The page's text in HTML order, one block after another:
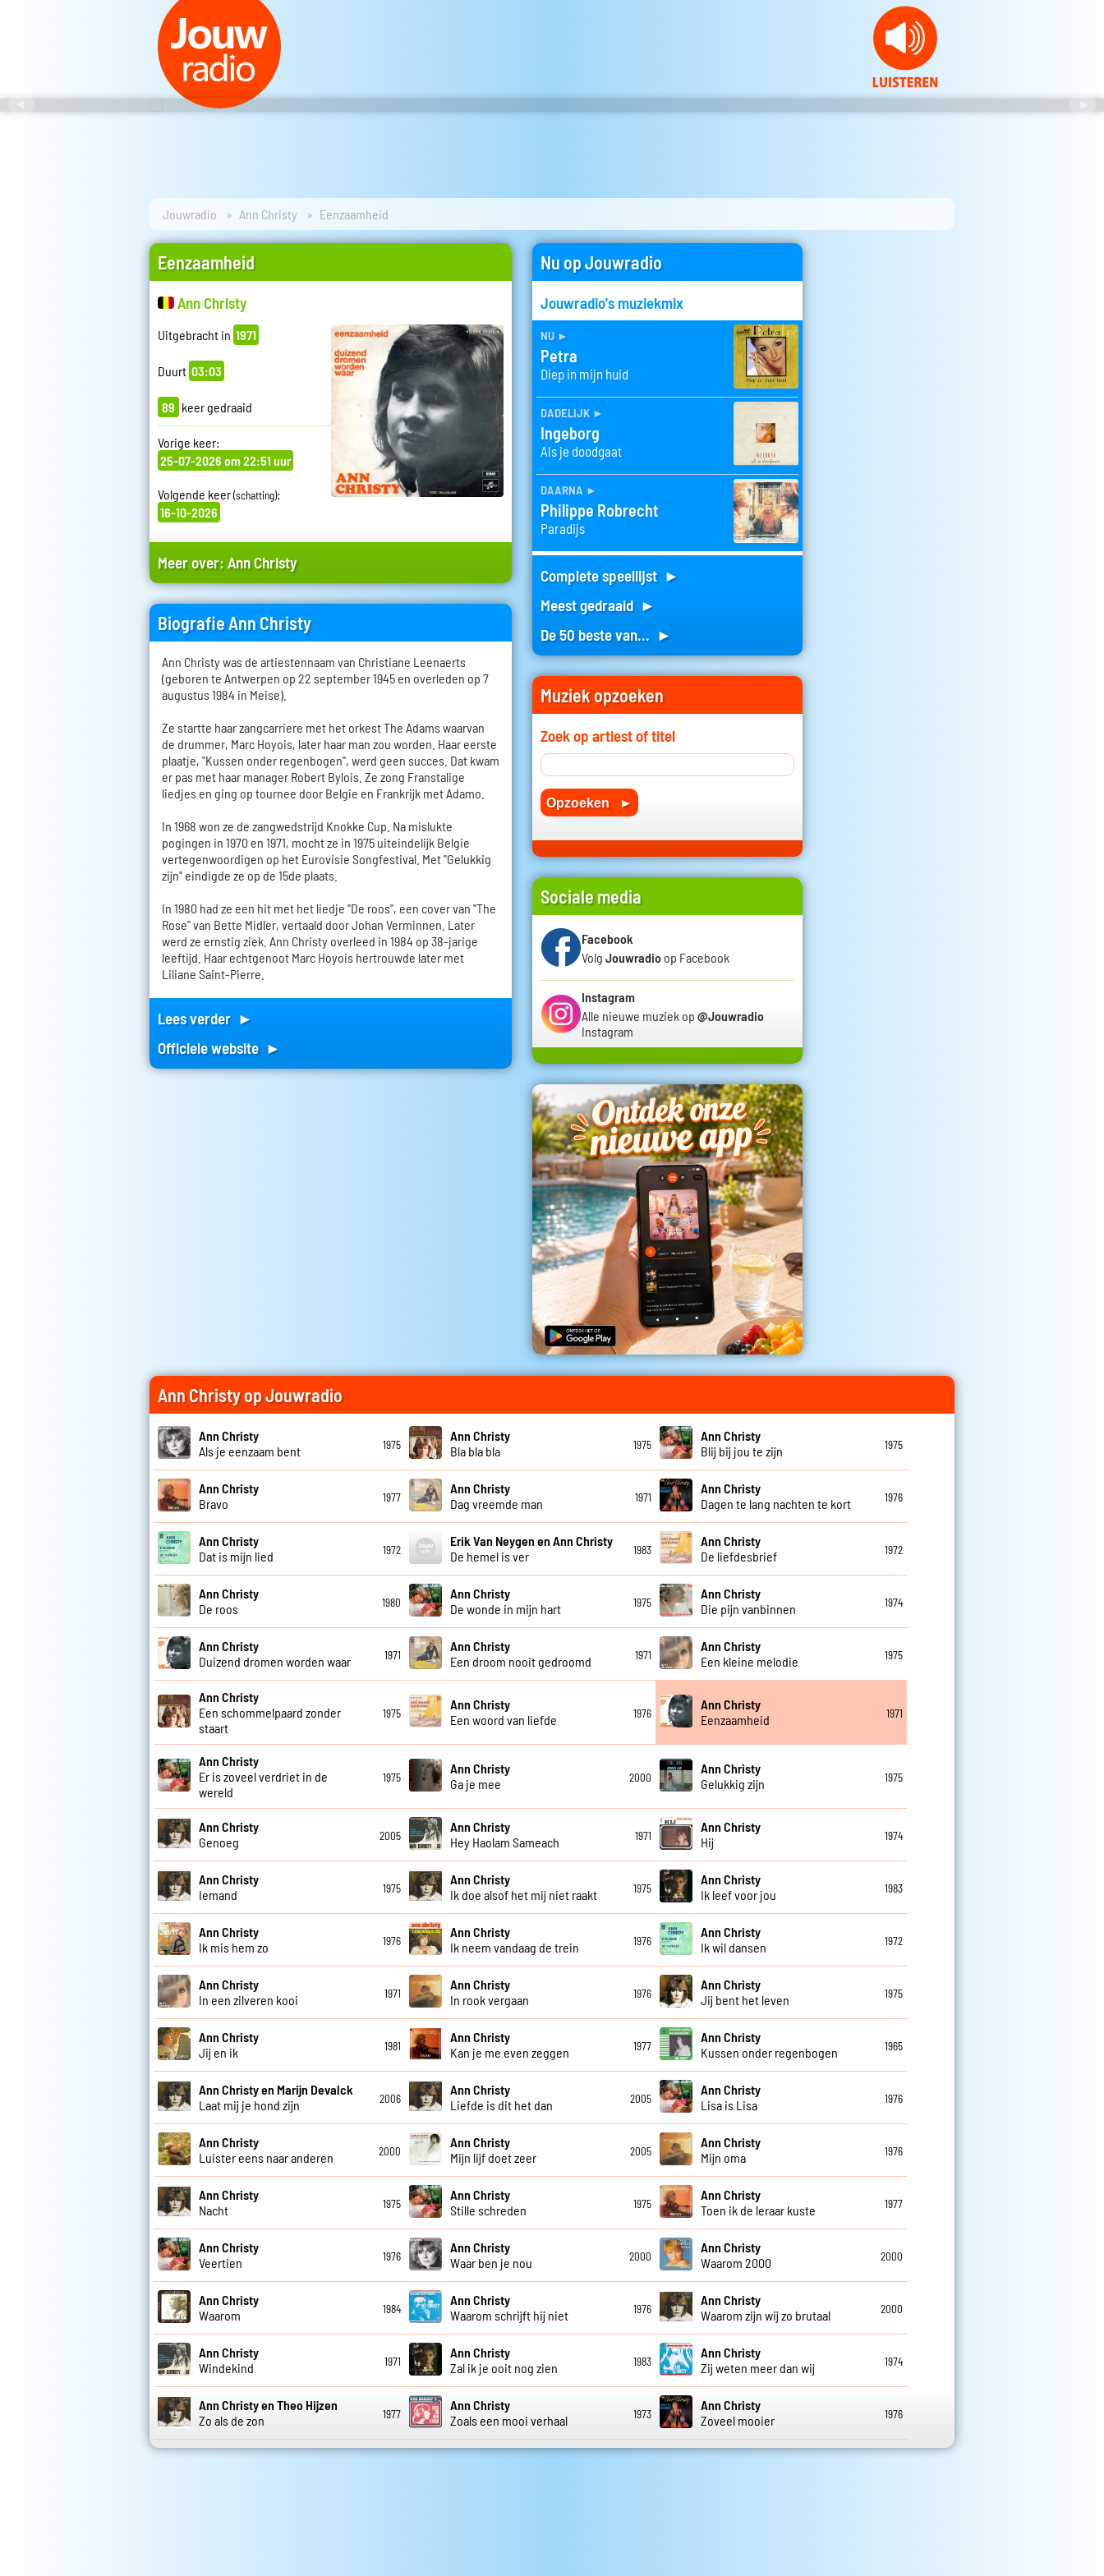
Jouwradio Ann Christy Eenzaamheid
Eenzaamheid
Ann Christy
Uitgebracht in 1971
Duurt 03:03
89 keer gedraaid
Vorige keer:
25-07-2026 om 22:51 uur
Volgende keer(schatting):
16-10-2026
Meer over:Ann Christy
Biografie Ann Christy
Ann Christy was de artiestennaam van Christiane Leenaerts
(geboren te Antwerpen op 22 september 1945 en overleden op 7
augustus 1984 in Meise).
Ze startte haar zangcarriere met het orkest The Adams waarvan
de drummer, Marc Hoyois, later haar man zou worden. Haar eerste
plaatje, "Kussen onder regenbogen", werd geen succes. Dat kwam
er pas met haar manager Robert Bylois. Ze zong Franstalige
liedjes en ging op tournee door Belgie en Frankrijk met Adamo.
In 1968 won ze de zangwedstrijd Knokke Cup. Na mislukte
pogingen in 1970 en 1971, mocht ze in 1975 uiteindelijk Belgie
vertegenwoordigen op het Eurovisie Songfestival. Met "Gelukkig
zijn" eindigde ze op de 15de plaats.
In 1980 had ze een hit met het liedje "De roos", een cover van "The
Rose" van Bette Midler, vertaald door Johan Verminnen. Later
werd ze ernstig ziek. Ann Christy overleed in 1984 op 38-jarige
leeftijd. Haar echtgenoot Marc Hoyois hertrouwde later met
Liliane Saint-Pierre.
Lees verder ►
Officiele website ►
Nu op Jouwradio
Jouwradio's muziekmix
nu ►
Petra
Diep in mijn huid
dadelijk ►
Ingeborg
Als je doodgaat
daarna ►
Philippe Robrecht
Paradijs
Complete speellijst ►
Meest gedraaid ►
De 50 beste van... ►
Muziek opzoeken
Zoek op artiest of titel
Sociale media
Facebook
Volg Jouwradio op Facebook
Instagram
Alle nieuwe muziek op @Jouwradio
Instagram
Ann Christy op Jouwradio
Ann Christy
Als je eenzaam bent
1975
Ann Christy
Bla bla bla
1975
Ann Christy
Blij bij jou te zijn
1975
Ann Christy
Bravo
1977
Ann Christy
Dag vreemde man
1971
Ann Christy
Dagen te lang nachten te kort
1976
Ann Christy
Dat is mijn lied
1972
Erik Van Neygen en Ann Christy
De hemel is ver
1983
Ann Christy
De liefdesbrief
1972
Ann Christy
De roos
1980
Ann Christy
De wonde in mijn hart
1975
Ann Christy
Die pijn vanbinnen
1974
Ann Christy
Duizend dromen worden waar
1971
Ann Christy
Een droom nooit gedroomd
1971
Ann Christy
Een kleine melodie
1975
Ann Christy
Een schommelpaard zonder
staart
1975
Ann Christy
Een woord van liefde
1976
Ann Christy
Eenzaamheid
1971
Ann Christy
Er is zoveel verdriet in de
wereld
1975
Ann Christy
Ga je mee
2000
Ann Christy
Gelukkig zijn
1975
Ann Christy
Genoeg
2005
Ann Christy
Hey Haolam Sameach
1971
Ann Christy
Hij
1974
Ann Christy
Iemand
1975
Ann Christy
Ik doe alsof het mij niet raakt
1975
Ann Christy
Ik leef voor jou
1983
Ann Christy
Ik mis hem zo
1976
Ann Christy
Ik neem vandaag de trein
1976
Ann Christy
Ik wil dansen
1972
Ann Christy
In een zilveren kooi
1971
Ann Christy
In rook vergaan
1976
Ann Christy
Jij bent het leven
1975
Ann Christy
Jij en ik
1981
Ann Christy
Kan je me even zeggen
1977
Ann Christy
Kussen onder regenbogen
1965
Ann Christy en Marijn Devalck
Laat mij je hond zijn
2006
Ann Christy
Liefde is dit het dan
2005
Ann Christy
Lisa is Lisa
1976
Ann Christy
Luister eens naar anderen
2000
Ann Christy
Mijn lijf doet zeer
2005
Ann Christy
Mijn oma
1976
Ann Christy
Nacht
1975
Ann Christy
Stille schreden
1975
Ann Christy
Toen ik de leraar kuste
1977
Ann Christy
Veertien
1976
Ann Christy
Waar ben je nou
2000
Ann Christy
Waarom 2000
2000
Ann Christy
Waarom
1984
Ann Christy
Waarom schrijft hij niet
1976
Ann Christy
Waarom zijn wij zo brutaal
2000
Ann Christy
Windekind
1971
Ann Christy
Zal ik je ooit nog zien
1983
Ann Christy
Zij weten meer dan wij
1974
Ann Christy en Theo Hijzen
Zo als de zon
1977
Ann Christy
Zoals een mooi verhaal
1973
Ann Christy
Zoveel mooier
1976